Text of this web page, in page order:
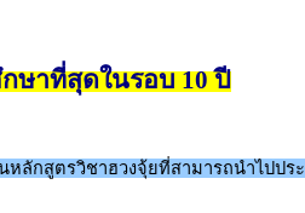
ษาที่สุดในรอบ 10 ปี
สูตรวิชาฮวงจุ้ยที่สามารถนำไปปร